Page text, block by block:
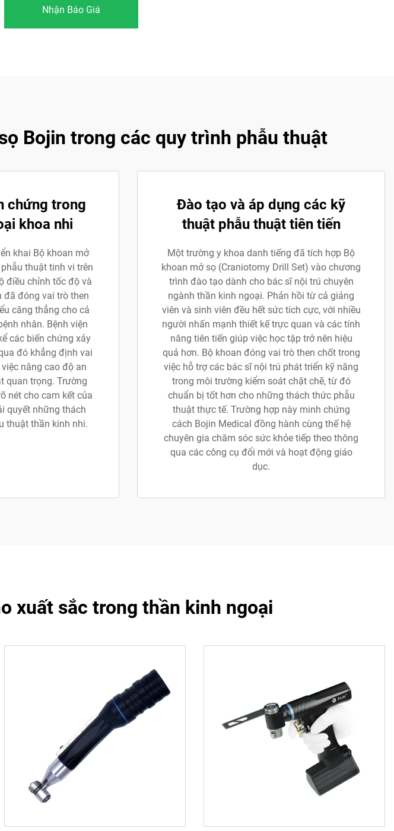
Nhận Báo Giá
Bojin trong các quy trình phẫu thuật
chứng trong
khoa nhi
khai Bộ khoan mở
thuật tinh vi trên
điều chỉnh tốc độ và
đã đóng vai trò then
căng thẳng cho cả
nhân. Bệnh viện
các biến chứng xảy
đó khẳng định vai
nâng cao độ an
quan trọng. Trường
nét cho cam kết của
quyết những thách
thuật thần kinh nhi.
Đào tạo và áp dụng các kỹ
thuật phẫu thuật tiên tiến
Một trường y khoa danh tiếng đã tích hợp Bộ
khoan mở sọ (Craniotomy Drill Set) vào chương
trình đào tạo dành cho bác sĩ nội trú chuyên
ngành thần kinh ngoại. Phản hồi từ cả giảng
viên và sinh viên đều hết sức tích cực, với nhiều
người nhấn mạnh thiết kế trực quan và các tính
năng tiên tiến giúp việc học tập trở nên hiệu
quả hơn. Bộ khoan đóng vai trò then chốt trong
việc hỗ trợ các bác sĩ nội trú phát triển kỹ năng
trong môi trường kiểm soát chặt chẽ, từ đó
chuẩn bị tốt hơn cho những thách thức phẫu
thuật thực tế. Trường hợp này minh chứng
cách Bojin Medical đồng hành cùng thế hệ
chuyên gia chăm sóc sức khỏe tiếp theo thông
qua các công cụ đổi mới và hoạt động giáo
dục.
xuất sắc trong thần kinh ngoại